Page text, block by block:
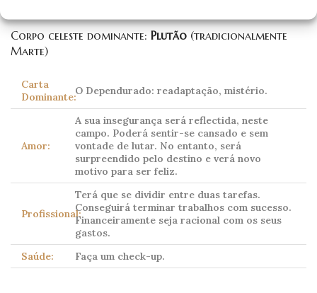
Corpo celeste dominante: Plutão (tradicionalmente
Marte)
Carta
Dominante:O Dependurado: readaptação, mistério.
Amor:
A sua insegurança será reflectida, neste
campo. Poderá sentir-se cansado e sem
vontade de lutar. No entanto, será
surpreendido pelo destino e verá novo
motivo para ser feliz.
Profissional:
Terá que se dividir entre duas tarefas.
Conseguirá terminar trabalhos com sucesso.
Financeiramente seja racional com os seus
gastos.
Saúde:
Faça um check-up.